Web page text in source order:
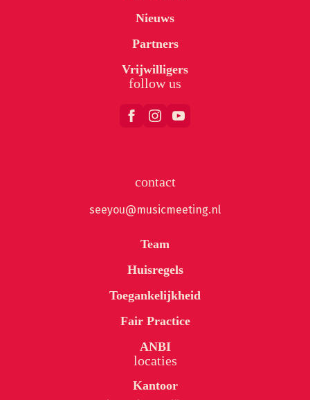
locaties
Kantoor
Nieuws
Partners
Vrijwilligers
follow us
contact
seeyou@musicmeeting.nl
Team
Huisregels
Toegankelijkheid
Fair Practice
ANBI